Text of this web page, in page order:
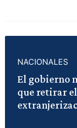
NACIONALES
El gobierno
que retirar